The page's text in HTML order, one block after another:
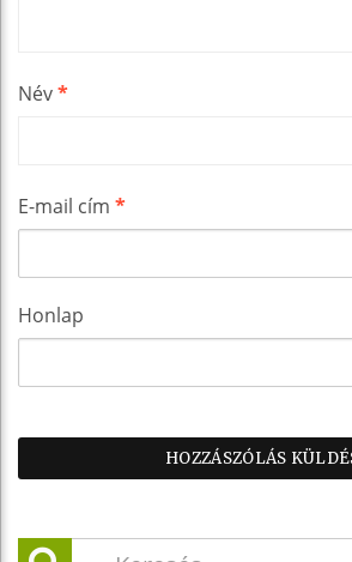
Név*
E-mail cím *
Honlap